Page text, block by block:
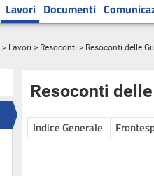
Lavori Documenti
> Lavori > Resoconti > Resoconti delle
Resoconti
Indice Generale